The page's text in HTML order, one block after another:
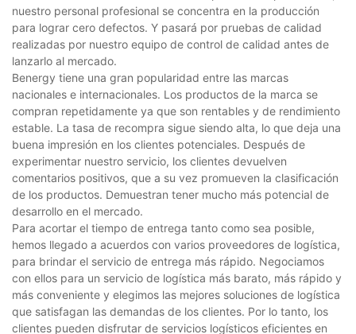
nuestro personal profesional se concentra en la producción
para lograr cero defectos. Y pasará por pruebas de calidad
realizadas por nuestro equipo de control de calidad antes de
lanzarlo al mercado.
Benergy tiene una gran popularidad entre las marcas
nacionales e internacionales. Los productos de la marca se
compran repetidamente ya que son rentables y de rendimiento
estable. La tasa de recompra sigue siendo alta, lo que deja una
buena impresión en los clientes potenciales. Después de
experimentar nuestro servicio, los clientes devuelven
comentarios positivos, que a su vez promueven la clasificación
de los productos. Demuestran tener mucho más potencial de
desarrollo en el mercado.
Para acortar el tiempo de entrega tanto como sea posible,
hemos llegado a acuerdos con varios proveedores de logística,
para brindar el servicio de entrega más rápido. Negociamos
con ellos para un servicio de logística más barato, más rápido y
más conveniente y elegimos las mejores soluciones de logística
que satisfagan las demandas de los clientes. Por lo tanto, los
clientes pueden disfrutar de servicios logísticos eficientes en